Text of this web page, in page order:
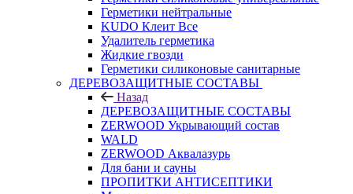
Герметики нейтральные
KUDO Клеит Все
Удалитель герметика
Жидкие гвозди
Герметики силиконовые санитарные
ДЕРЕВОЗАЩИТНЫЕ СОСТАВЫ
Назад
ДЕРЕВОЗАЩИТНЫЕ СОСТАВЫ
ZERWOOD Укрывающий состав
WALD
ZERWOOD Аквалазурь
Для бани и сауны
ПРОПИТКИ АНТИСЕПТИКИ